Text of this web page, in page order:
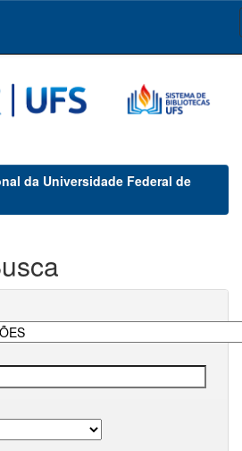
da Universidade Federal de